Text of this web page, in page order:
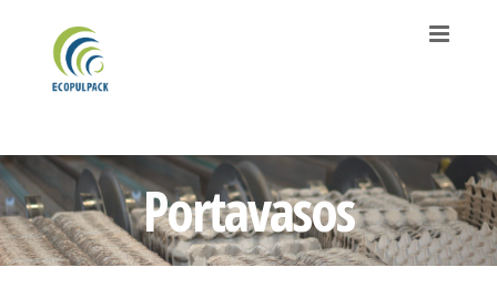
contenido
Portavasos